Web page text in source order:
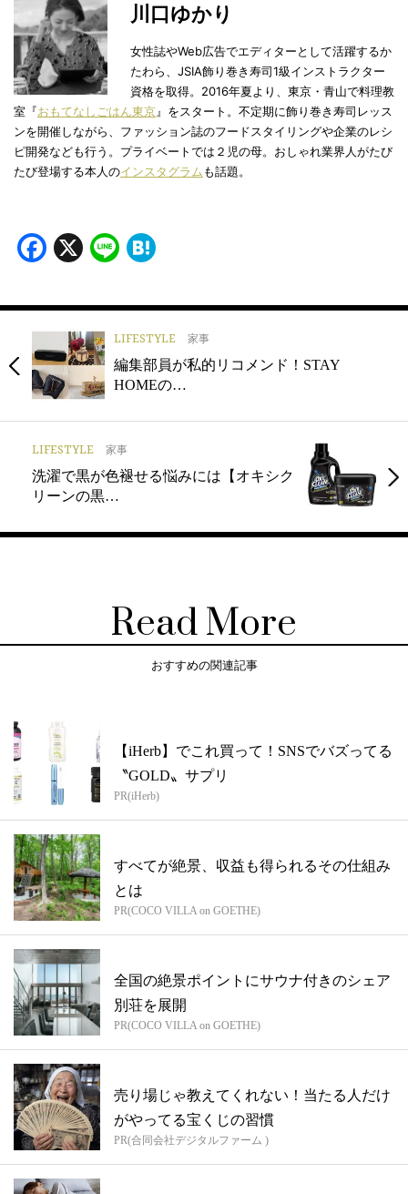
川口ゆかり
女性誌やWeb広告でエディターとして活躍するか
たわら、JSIA飾り巻き寿司1級インストラクター
資格を取得。2016年夏より、東京・青山で料理教
室『おもてなしごはん東京』をスタート。不定期に飾り巻き寿司レッス
ンを開催しながら、ファッション誌のフードスタイリングや企業のレシ
ピ開発なども行う。プライベートでは２児の母。おしゃれ業界人がたび
たび登場する本人のインスタグラムも話題。
Facebook
X Line
LIFESTYLE 家事
編集部員が私的リコメンド！STAY
HOMEの…
LIFESTYLE 家事
洗濯で黒が色褪せる悩みには【オキシク
リーンの黒…
Read More
おすすめの関連記事
【iHerb】でこれ買って！SNSでバズってる
〝GOLD〟サプリ
PR(iHerb)
すべてが絶景、収益も得られるその仕組み
とは
PR(COCO VILLA on GOETHE)
全国の絶景ポイントにサウナ付きのシェア
別荘を展開
PR(COCO VILLA on GOETHE)
売り場じゃ教えてくれない！当たる人だけ
がやってる宝くじの習慣
PR(合同会社デジタルファーム )